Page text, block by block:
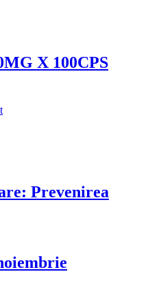
X 100CPS
Prevenirea